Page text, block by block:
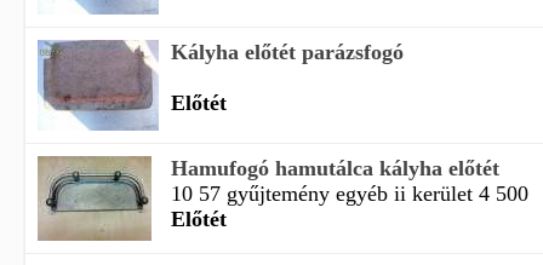
Kályha előtét parázsfogó
Előtét
Hamufogó hamutálca kályha előtét
10 57 gyűjtemény egyéb ii kerület 4 500
Előtét